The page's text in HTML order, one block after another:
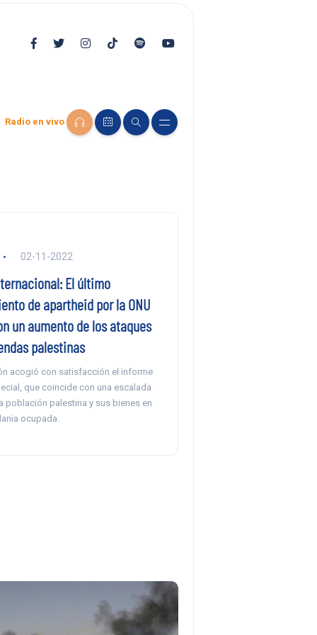
Radio en vivo
02-11-2022
El último
de apartheid por la ONU
un aumento de los ataques
palestinas
acogió con satisfacción el informe
que coincide con una escalada
población palestina y sus bienes en
ocupada.